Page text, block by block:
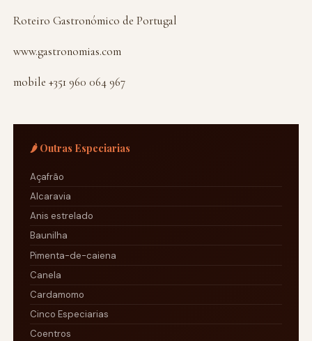
Roteiro Gastronómico de Portugal
www.gastronomias.com
mobile +351 960 064 967
🌶️ Outras Especiarias
Açafrão
Alcaravia
Anis estrelado
Baunilha
Pimenta-de-caiena
Canela
Cardamomo
Cinco Especiarias
Coentros